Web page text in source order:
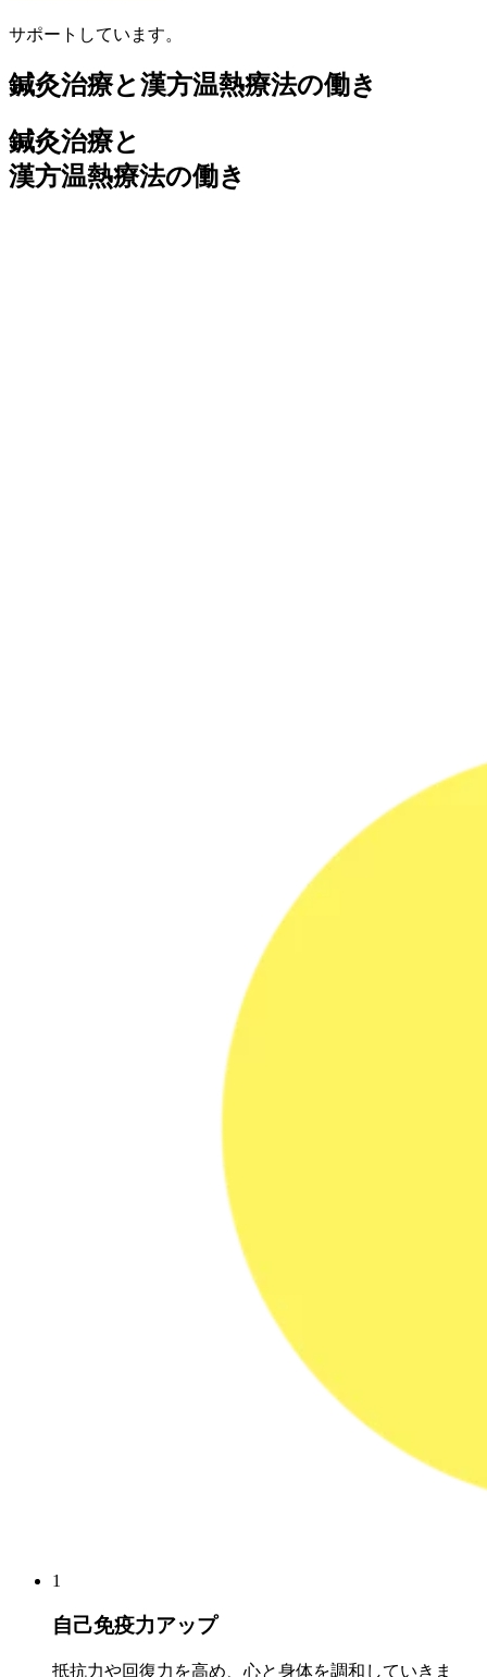
サポートしています。
鍼灸治療と漢方温熱療法の働き
鍼灸治療と
漢方温熱療法の働き
1
自己免疫力アップ
抵抗力や回復力を高め、心と身体を調和していきま